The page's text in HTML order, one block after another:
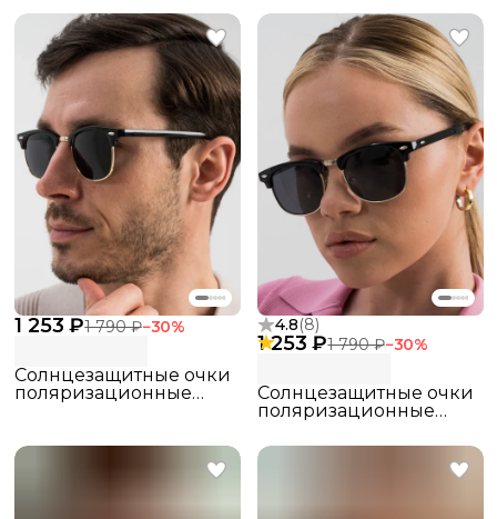
1 253 ₽1 790 ₽−30%
Солнцезащитные очки
поляризационные
4.8(8)
1 253 ₽1 790 ₽−30%
Солнцезащитные очки
поляризационные